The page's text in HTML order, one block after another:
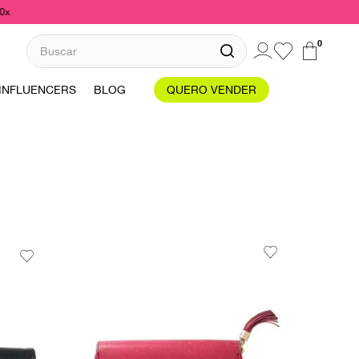
Buscar 0
INFLUENCERS BLOG QUERO VENDER